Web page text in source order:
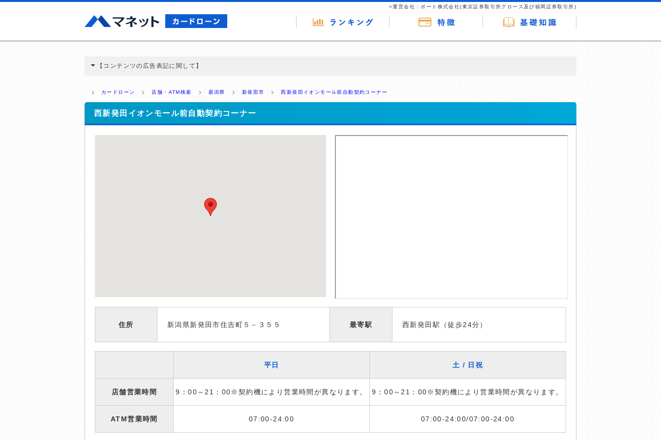
>運営会社：ポート株式会社(東京証券取引所グロース及び福岡証券取引所)
【コンテンツの広告表記に関して】
ミ収集などに基づき、公平性を担保した情報提供を行っています。
>提携企業一覧
カードローン 店舗・ATM検索 新潟県 新発田市 西新発田イオンモール前自動契約コーナー
西新発田イオンモール前自動契約コーナー
住所 新潟県新発田市住吉町５－３５５ 最寄駅 西新発田駅（徒歩24分）
平日 土 / 日祝
店舗営業時間 9：00～21：00※契約機により営業時間が異なります。 9：00～21：00※契約機により営業時間が異なります。
ATM営業時間 07:00-24:00 07:00-24:00/07:00-24:00